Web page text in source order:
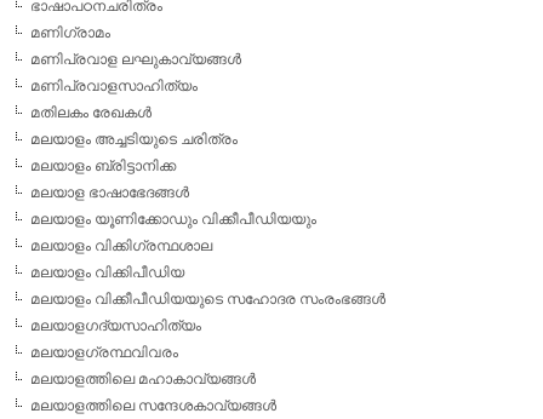
ഭാഷാപഠനചരിത്രം
മണിഗ്രാമം
മണിപ്രവാള ലഘുകാവ്യങ്ങള്‍
മണിപ്രവാളസാഹിത്യം
മതിലകം രേഖകള്‍
മലയാളം അച്ചടിയുടെ ചരിത്രം
മലയാളം ബ്രിട്ടാനിക്ക
മലയാള ഭാഷാഭേദങ്ങള്‍
മലയാളം യൂണിക്കോഡും വിക്കീപീഡിയയും
മലയാളം വിക്കിഗ്രന്ഥശാല
മലയാളം വിക്കിപീഡിയ
മലയാളം വിക്കീപീഡിയയുടെ സഹോദര സംരംഭങ്ങള്‍
മലയാളഗദ്യസാഹിത്യം
മലയാളഗ്രന്ഥവിവരം
മലയാളത്തിലെ മഹാകാവ്യങ്ങള്‍
മലയാളത്തിലെ സന്ദേശകാവ്യങ്ങള്‍